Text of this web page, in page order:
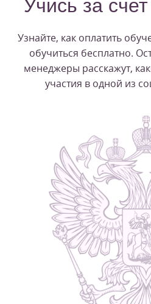
Учись за
Узнайте, как оплатить
обучиться бесплатно.
менеджеры расскажут,
участия в одной из